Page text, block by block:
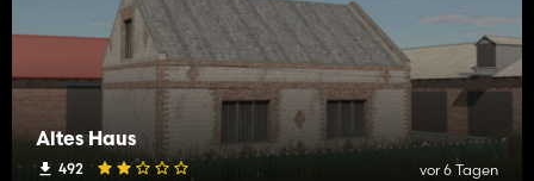
Altes Haus
492 vor 6 Tagen